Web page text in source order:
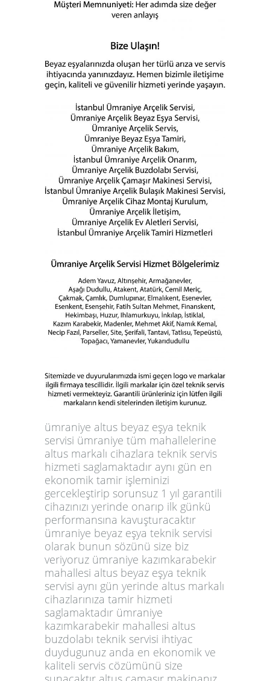
ümraniye altus beyaz eşya teknik
servisi ümraniye tüm mahallelerine
altus markalı cihazlara teknik servis
hizmeti saglamaktadır aynı gün en
ekonomik tamir işleminizi
gercekleştirip sorunsuz 1 yıl garantili
cihazınızı yerinde onarıp ilk günkü
performansına kavuşturacaktır
ümraniye beyaz eşya teknik servisi
olarak bunun sözünü size biz
veriyoruz ümraniye kazımkarabekir
mahallesi altus beyaz eşya teknik
servisi aynı gün yerinde altus markalı
cihazlarınıza tamir hizmeti
saglamaktadır ümraniye
kazımkarabekir mahallesi altus
buzdolabı teknik servisi ihtiyac
duydugunuz anda en ekonomik ve
kaliteli servis cözümünü size